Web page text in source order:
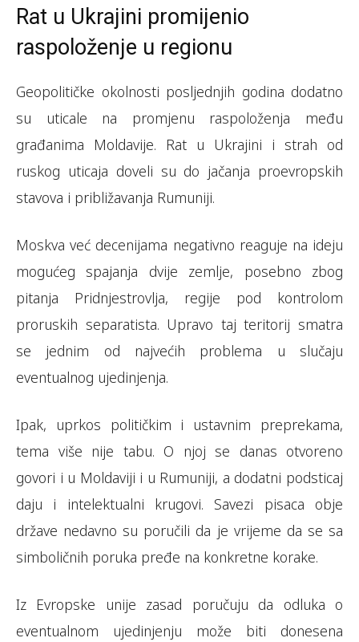
Rat u Ukrajini promijenio
raspoloženje u regionu
Geopolitičke okolnosti posljednjih godina dodatno
su uticale na promjenu raspoloženja među
građanima Moldavije. Rat u Ukrajini i strah od
ruskog uticaja doveli su do jačanja proevropskih
stavova i približavanja Rumuniji.
Moskva već decenijama negativno reaguje na ideju
mogućeg spajanja dvije zemlje, posebno zbog
pitanja Pridnjestrovlja, regije pod kontrolom
proruskih separatista. Upravo taj teritorij smatra
se jednim od najvećih problema u slučaju
eventualnog ujedinjenja.
Ipak, uprkos političkim i ustavnim preprekama,
tema više nije tabu. O njoj se danas otvoreno
govori i u Moldaviji i u Rumuniji, a dodatni podsticaj
daju i intelektualni krugovi. Savezi pisaca obje
države nedavno su poručili da je vrijeme da se sa
simboličnih poruka pređe na konkretne korake.
Iz Evropske unije zasad poručuju da odluka o
eventualnom ujedinjenju može biti donesena